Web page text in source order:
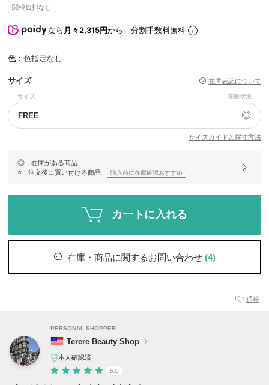
関税負担なし
なら月々2,315円から。分割手数料無料
色： 色指定なし
サイズ 在庫表記について
サイズ 在庫状況
FREE ◎
サイズガイドと採寸方法
◎ ：在庫がある商品
○ ：注文後に買い付ける商品 購入前に在庫確認おすすめ
カートに入れる
在庫・商品に関するお問い合わせ (4)
通報
PERSONAL SHOPPER
Terere Beauty Shop
本人確認済
5.0